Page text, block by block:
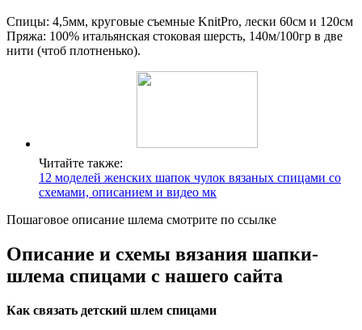
Спицы: 4,5мм, круговые съемные KnitPro, лески 60см и 120см
Пряжа: 100% итальянская стоковая шерсть, 140м/100гр в две
нити (чтоб плотненько).
Читайте также:
12 моделей женских шапок чулок вязаных спицами со
схемами, описанием и видео мк
Пошаговое описание шлема смотрите по ссылке
Описание и схемы вязания шапки-
шлема спицами с нашего сайта
Как связать детский шлем спицами